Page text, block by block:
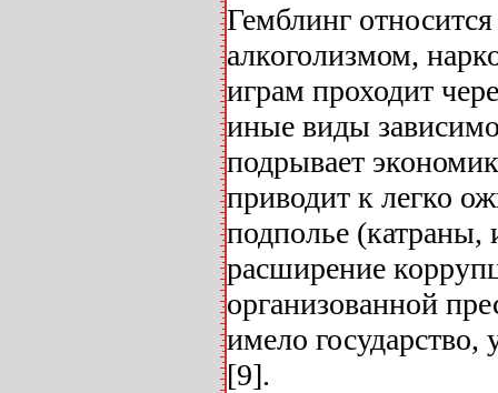
Гемблинг
алкоголизмом,
играм проходит
иные виды
подрывает
приводит к легко
подполье (катраны,
расширение
организованной
имело государство,
[9].